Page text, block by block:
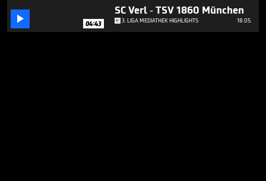
 04:43
SC Verl - TSV 1860 München
3. LIGA MEDIATHEK HIGHLIGHTS 18.05.